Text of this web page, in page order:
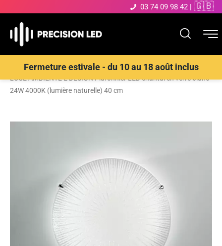
03 74 09 98 42 | 🇬🇧
Fermeture estivale - du 10 au 18 août inclus
Accueil>Boutique>ECLAIRAGE INTERIEUR LED>Plafonnier>
LUCE AMBIENTE E DESIGN Plafonnier LED chantal en verre blanc
24W 4000K (lumière naturelle) 40 cm